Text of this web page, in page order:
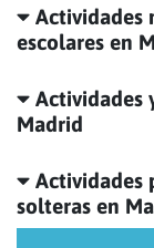
Actividades
escolares en
Actividades
Madrid
Actividades
solteras en